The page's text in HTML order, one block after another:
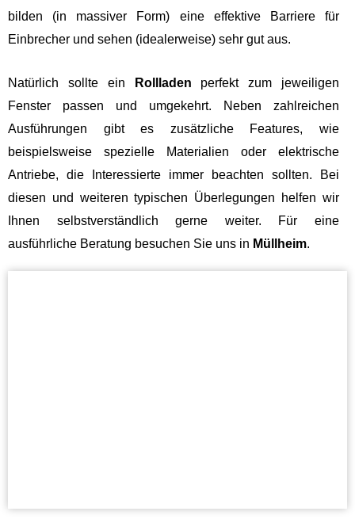
bilden (in massiver Form) eine effektive Barriere für
Einbrecher und sehen (idealerweise) sehr gut aus.
Natürlich sollte ein Rollladen perfekt zum jeweiligen
Fenster passen und umgekehrt. Neben zahlreichen
Ausführungen gibt es zusätzliche Features, wie
beispielsweise spezielle Materialien oder elektrische
Antriebe, die Interessierte immer beachten sollten. Bei
diesen und weiteren typischen Überlegungen helfen wir
Ihnen selbstverständlich gerne weiter. Für eine
ausführliche Beratung besuchen Sie uns in Müllheim.